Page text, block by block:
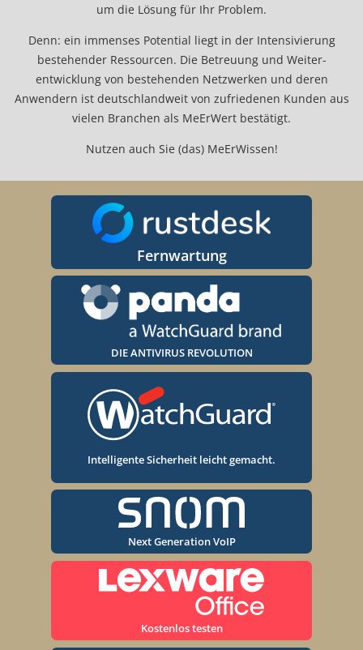
um die Lösung für Ihr Problem.
Denn: ein immenses Potential liegt in der Inten­sivierung
bestehender Ressourcen. Die Betreuung und Weiter­
entwicklung von bestehenden Netz­werken und deren
Anwendern ist deutschlandweit von zufriedenen Kunden aus
vielen Branchen als MeErWert bestätigt.
Nutzen auch Sie (das) MeErWissen!
Fernwartung
DIE ANTIVIRUS REVOLUTION
Intelligente Sicherheit leicht gemacht.
Next Generation VoIP
Kostenlos testen